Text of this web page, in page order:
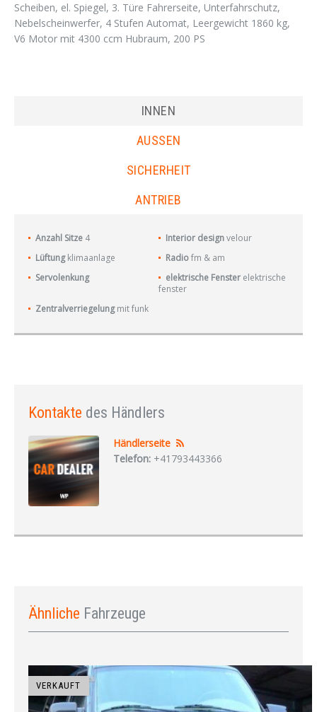
Scheiben, el. Spiegel, 3. Türe Fahrerseite, Unterfahrschutz,
Nebelscheinwerfer, 4 Stufen Automat, Leergewicht 1860 kg,
V6 Motor mit 4300 ccm Hubraum, 200 PS
INNEN
AUSSEN
SICHERHEIT
ANTRIEB
Anzahl Sitze 4 Interior design velour
Lüftung klimaanlage Radio fm & am
Servolenkung
elektrische Fenster elektrische
fenster
Zentralverriegelung mit funk
Kontakte des Händlers
Händlerseite
Telefon: +41793443366
Ähnliche Fahrzeuge
VERKAUFT